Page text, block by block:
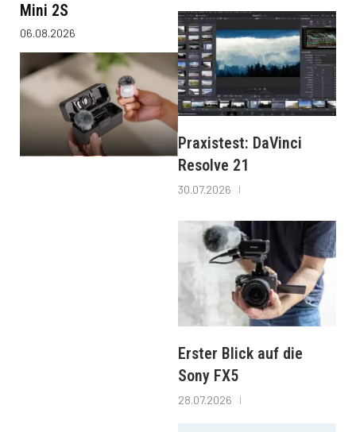
Mini 2S
06.08.2026
Praxistest: DaVinci
Resolve 21
30.07.2026
Erster Blick auf die
Sony FX5
28.07.2026